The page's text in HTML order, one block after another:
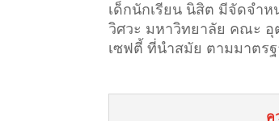
เด็กนักเรียน นิสิต มีจัดจำ
วิศวะ มหาวิทยาลัย คณะ อุ
เซฟตี้ ที่นำสมัย ตามมาตรฐ
ค